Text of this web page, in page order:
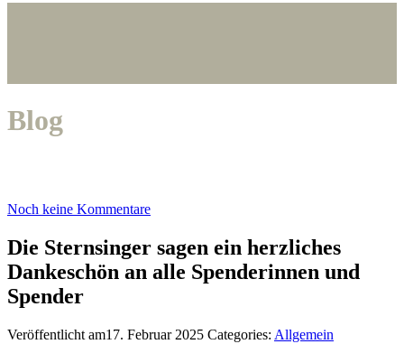
Blog
Noch keine Kommentare
Die Sternsinger sagen ein herzliches
Dankeschön an alle Spenderinnen und
Spender
Veröffentlicht am17. Februar 2025 Categories: Allgemein